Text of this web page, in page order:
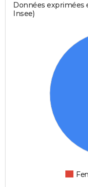
Données exprimées
Insee)